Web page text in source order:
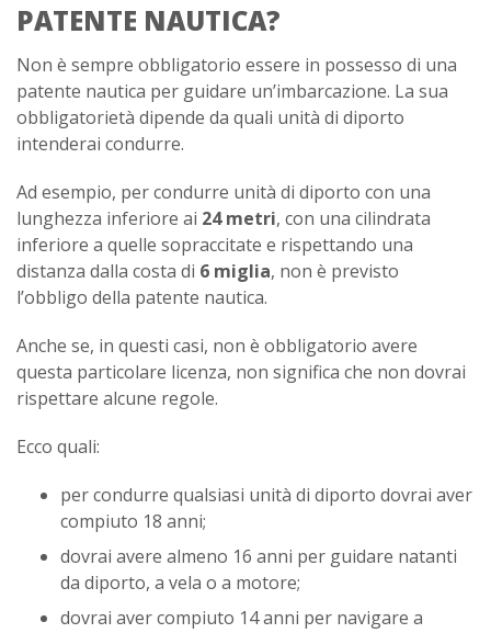
PATENTE NAUTICA?
Non è sempre obbligatorio essere in possesso di una
patente nautica per guidare un’imbarcazione. La sua
obbligatorietà dipende da quali unità di diporto
intenderai condurre.
Ad esempio, per condurre unità di diporto con una
lunghezza inferiore ai 24 metri, con una cilindrata
inferiore a quelle sopraccitate e rispettando una
distanza dalla costa di 6 miglia, non è previsto
l’obbligo della patente nautica.
Anche se, in questi casi, non è obbligatorio avere
questa particolare licenza, non significa che non dovrai
rispettare alcune regole.
Ecco quali:
per condurre qualsiasi unità di diporto dovrai aver
compiuto 18 anni;
dovrai avere almeno 16 anni per guidare natanti
da diporto, a vela o a motore;
dovrai aver compiuto 14 anni per navigare a